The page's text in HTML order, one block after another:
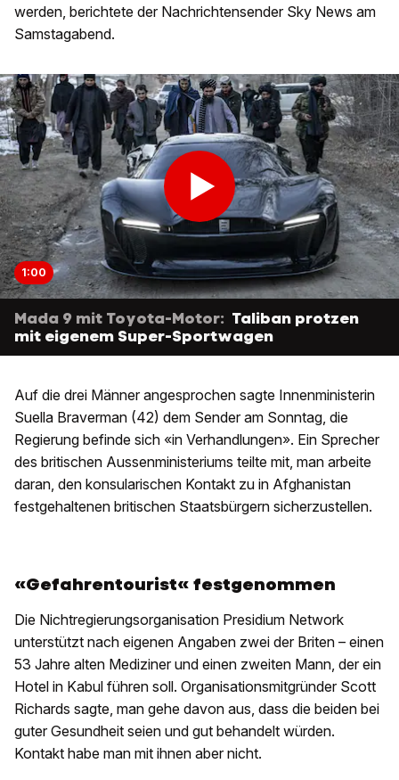
werden, berichtete der Nachrichtensender Sky News am
Samstagabend.
1:00
Mada 9 mit Toyota-Motor: Taliban protzen
mit eigenem Super-Sportwagen
Auf die drei Männer angesprochen sagte Innenministerin
Suella Braverman (42) dem Sender am Sonntag, die
Regierung befinde sich «in Verhandlungen». Ein Sprecher
des britischen Aussenministeriums teilte mit, man arbeite
daran, den konsularischen Kontakt zu in Afghanistan
festgehaltenen britischen Staatsbürgern sicherzustellen.
«Gefahrentourist« festgenommen
Die Nichtregierungsorganisation Presidium Network
unterstützt nach eigenen Angaben zwei der Briten – einen
53 Jahre alten Mediziner und einen zweiten Mann, der ein
Hotel in Kabul führen soll. Organisationsmitgründer Scott
Richards sagte, man gehe davon aus, dass die beiden bei
guter Gesundheit seien und gut behandelt würden.
Kontakt habe man mit ihnen aber nicht.